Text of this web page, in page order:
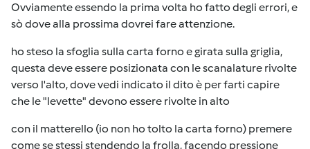
Ovviamente essendo la prima volta ho fatto degli errori, e
sò dove alla prossima dovrei fare attenzione.
ho steso la sfoglia sulla carta forno e girata sulla griglia,
questa deve essere posizionata con le scanalature rivolte
verso l'alto, dove vedi indicato il dito è per farti capire
che le "levette" devono essere rivolte in alto
con il matterello (io non ho tolto la carta forno) premere
come se stessi stendendo la frolla, facendo pressione